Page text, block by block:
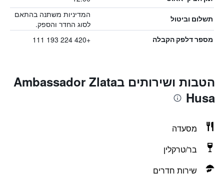
תשלום וביטול
המדיניות משתנה בהתאם
לסוג החדר והספק.
מספר דלפק הקבלה +420 224 193 111
הטבות ושירותים בAmbassador Zlata
Husa
מסעדה
בר/טרקלין
שירות חדרים